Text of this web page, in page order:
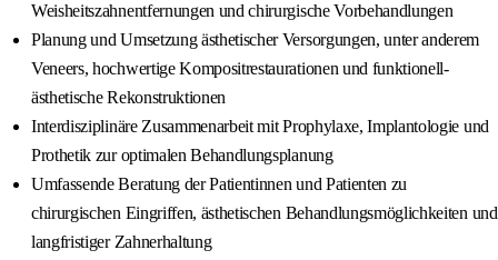
Weisheitszahnentfernungen und chirurgische Vorbehandlungen
Planung und Umsetzung ästhetischer Versorgungen, unter anderem
Veneers, hochwertige Kompositrestaurationen und funktionell-
ästhetische Rekonstruktionen
Interdisziplinäre Zusammenarbeit mit Prophylaxe, Implantologie und
Prothetik zur optimalen Behandlungsplanung
Umfassende Beratung der Patientinnen und Patienten zu
chirurgischen Eingriffen, ästhetischen Behandlungsmöglichkeiten und
langfristiger Zahnerhaltung